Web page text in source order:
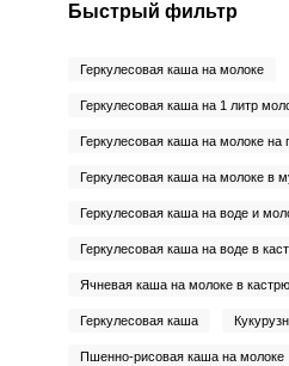
Быстрый фильтр
Геркулесовая каша на молоке
Геркулесовая каша на 1 литр
Геркулесовая каша на молоке на
Геркулесовая каша на молоке в
Геркулесовая каша на воде и
Геркулесовая каша на воде в
Ячневая каша на молоке в
Геркулесовая каша
Пшенно-рисовая каша на молоке